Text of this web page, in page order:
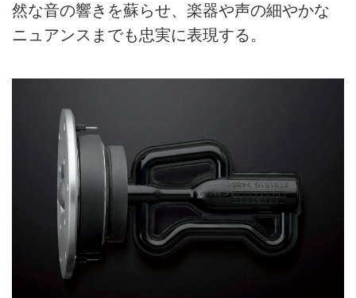
然な音の響きを蘇らせ、楽器や声の細やかな
ニュアンスまでも忠実に表現する。